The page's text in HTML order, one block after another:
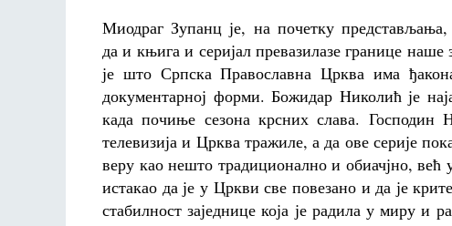
Миодраг Зупанц је, на почетку представљања,
да и књига и серијал превазилазе границе
је што Српска Православна Црква има
документарној форми. Божидар Николић је
када почиње сезона крсних слава. Господин
телевизија и Црква тражиле, а да ове серије
веру као нешто традиционално и обиачјно,
истакао да је у Цркви све повезано и да је
стабилност заједнице која је радила у миру и